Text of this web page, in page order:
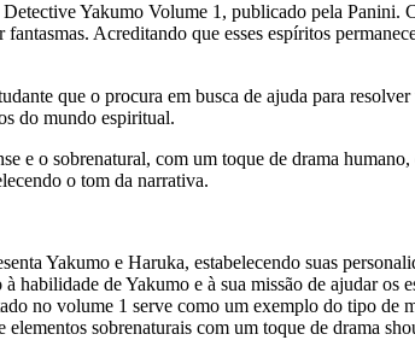
Yakumo Volume 1, publicado pela
Acreditando que esses espíritos
que o procura em busca de ajuda para
do mundo espiritual.
e o sobrenatural, com um toque de drama
o tom da narrativa.
Yakumo e Haruka, estabelecendo suas
habilidade de Yakumo e à sua missão de ajudar os
no volume 1 serve como um exemplo do tipo de
elementos sobrenaturais com um toque de drama